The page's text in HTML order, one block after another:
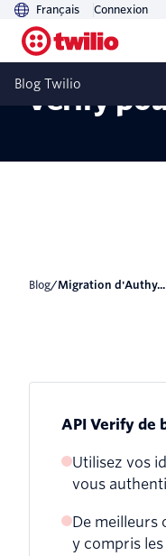
Français Connexion
Blog Twilio
Verify
blog/ Migration d'Authy...
API Verify de
Utilisez vos
vous
De meilleurs
y compris